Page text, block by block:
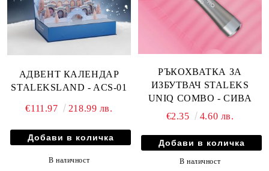
АДВЕНТ КАЛЕНДАР
STALEKSLAND - ACS-01
€111.97 218.99 лв.
В наличност
РЪКОХВАТКА ЗА
ИЗБУТВАЧ STALEKS
UNIQ COMBO - СИВА
€2.35
4.60 лв.
В наличност